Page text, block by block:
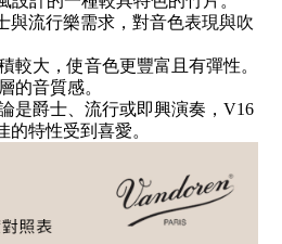
與流行樂需求，對音色表現與吹
較大，使音色更豐富且有彈性。
的音質感。
是爵士、流行或即興演奏，V16
特性受到喜愛。